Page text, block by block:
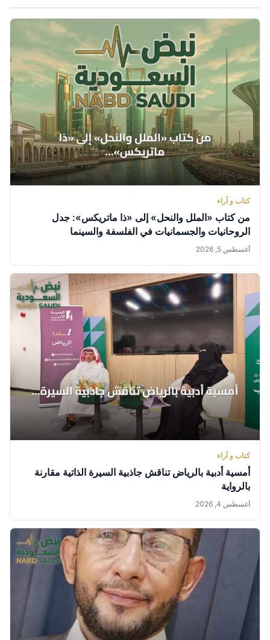
كتاب و آراء
من كتاب «الملل والنحل» إلى «ذا ماتريكس»: جدل
الروحانيات والجسمانيات في الفلسفة والسينما
أغسطس 5, 2026
كتاب و آراء
أمسية أدبية بالرياض تناقش جاذبية السيرة الذاتية مقارنة
بالرواية
أغسطس 4, 2026